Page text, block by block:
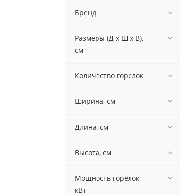
Бренд
Размеры (Д х Ш х В),
см
Количество горелок
Ширина, см
Длина, см
Высота, см
Мощность горелок,
кВт